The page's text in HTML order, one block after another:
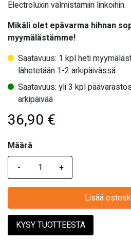
Electroluxin valmistamiin linkoihin.
Mikäli olet epävarma hihnan
myymälästämme!
Saatavuus: 1 kpl heti
lähetetään 1-2 arkipäivässä
Saatavuus: yli 3 kpl
arkipäivää
36,90 €
Määrä
Määrä
Lisää
KYSY TUOTTEESTA